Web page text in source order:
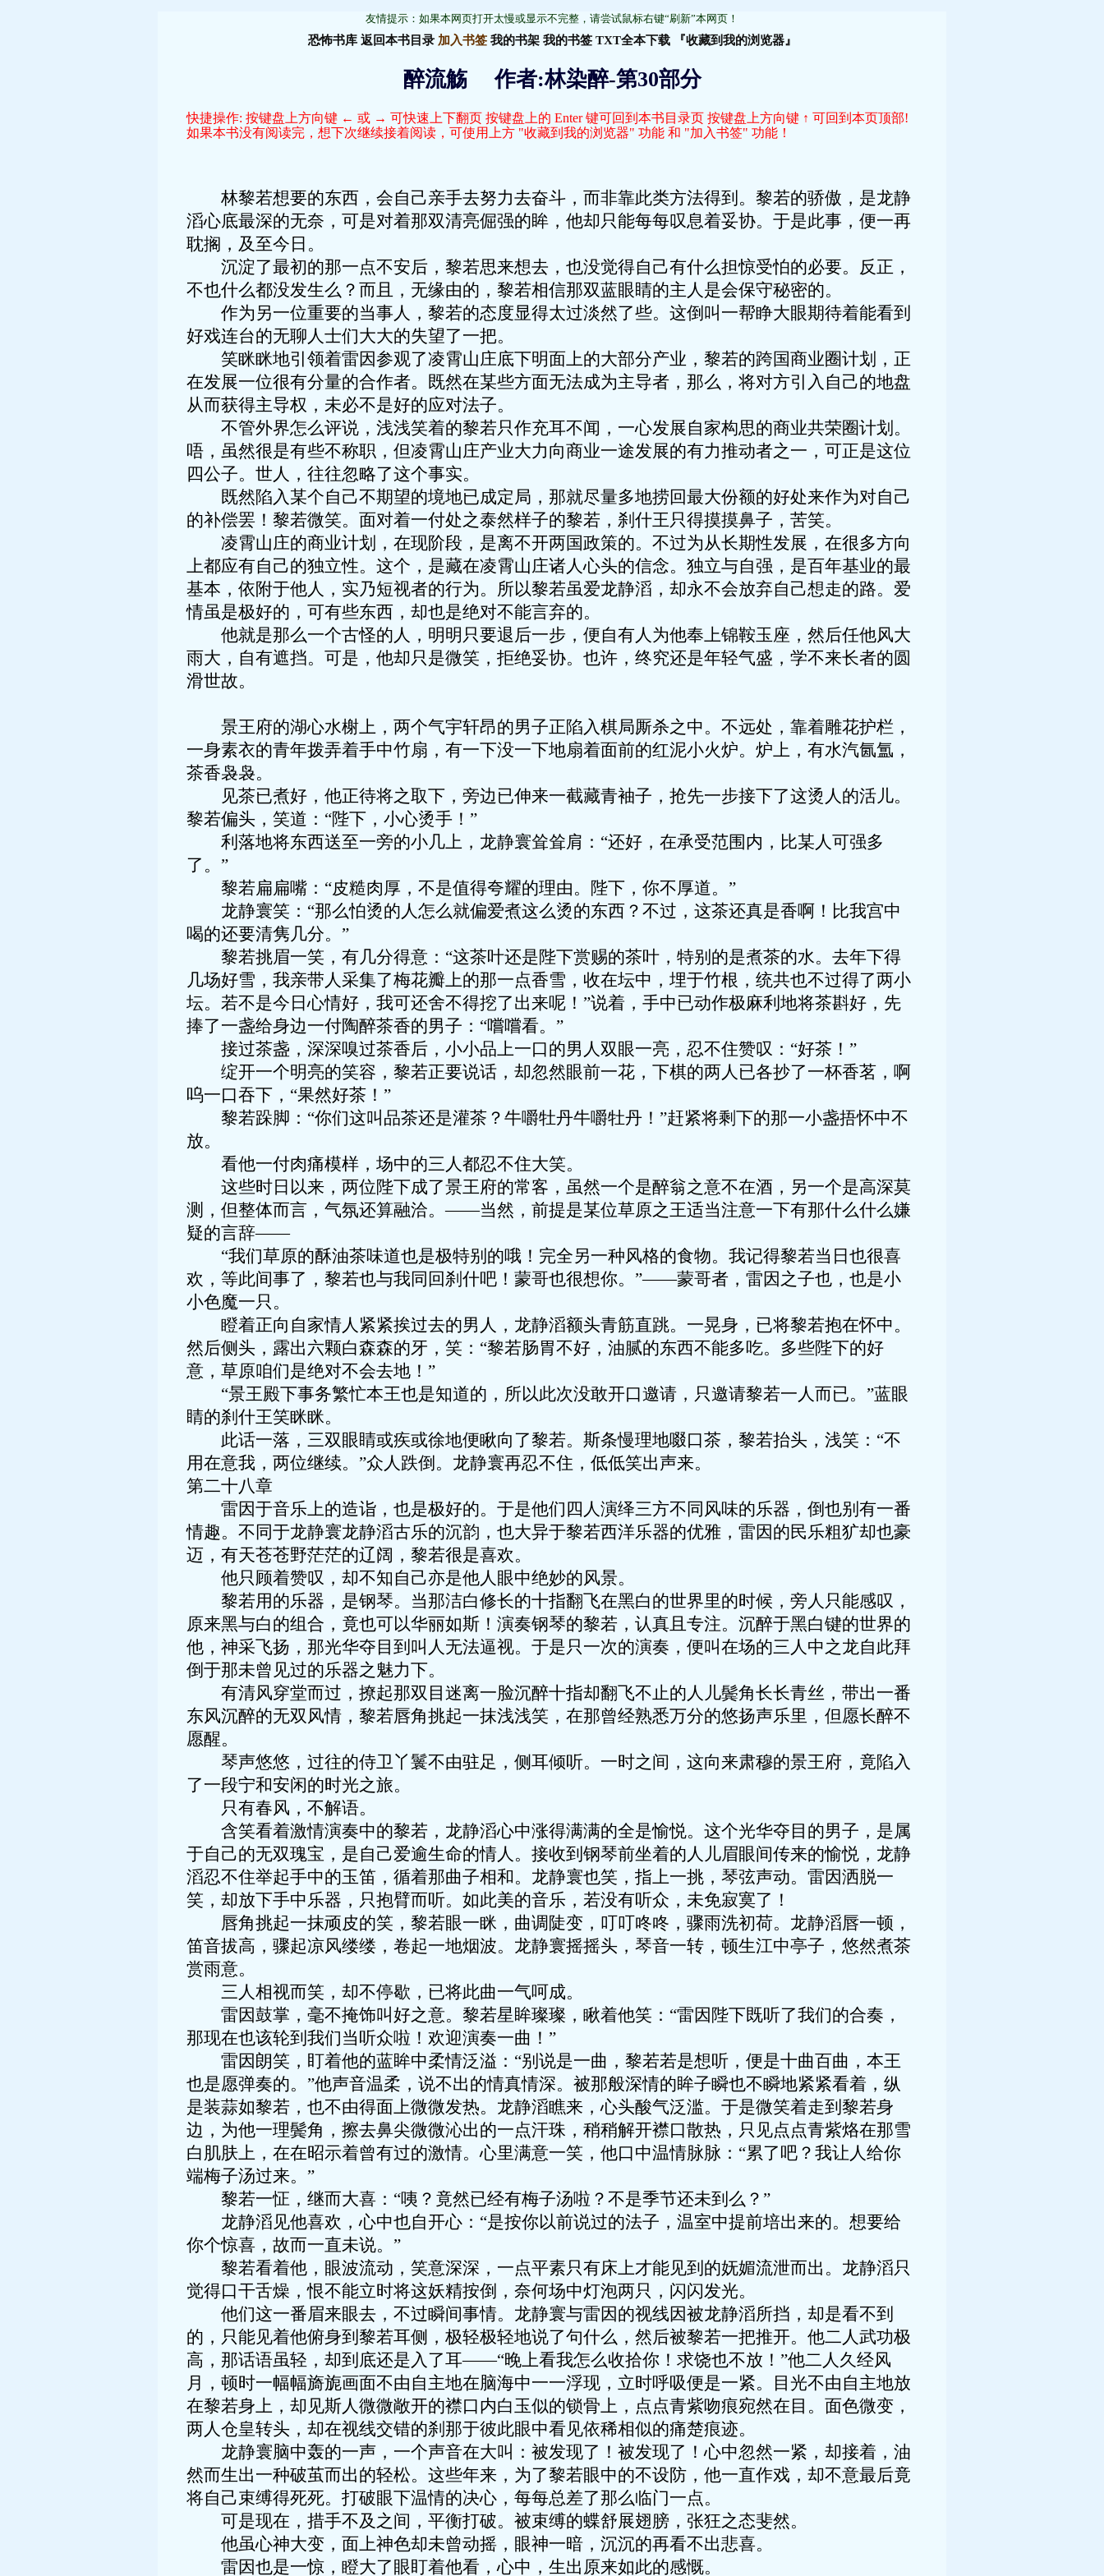
友情提示：如果本网页打开太慢或显示不完整，请尝试鼠标右键“刷新”本网页！
恐怖书库 返回本书目录 加入书签 我的书架 我的书签 TXT全本下载 『收藏到我的浏览器』
醉流觞 作者:林染醉-第30部分
快捷操作: 按键盘上方向键 ← 或 → 可快速上下翻页 按键盘上的 Enter 键可回到本书目录页 按键盘上方向键 ↑ 可回到本页顶部!
如果本书没有阅读完，想下次继续接着阅读，可使用上方 "收藏到我的浏览器" 功能 和 "加入书签" 功能！
林黎若想要的东西，会自己亲手去努力去奋斗，而非靠此类方法得到。黎若的骄傲，是龙静
滔心底最深的无奈，可是对着那双清亮倔强的眸，他却只能每每叹息着妥协。于是此事，便一再
耽搁，及至今日。
沉淀了最初的那一点不安后，黎若思来想去，也没觉得自己有什么担惊受怕的必要。反正，
不也什么都没发生么？而且，无缘由的，黎若相信那双蓝眼睛的主人是会保守秘密的。
作为另一位重要的当事人，黎若的态度显得太过淡然了些。这倒叫一帮睁大眼期待着能看到
好戏连台的无聊人士们大大的失望了一把。
笑眯眯地引领着雷因参观了凌霄山庄底下明面上的大部分产业，黎若的跨国商业圈计划，正
在发展一位很有分量的合作者。既然在某些方面无法成为主导者，那么，将对方引入自己的地盘
从而获得主导权，未必不是好的应对法子。
不管外界怎么评说，浅浅笑着的黎若只作充耳不闻，一心发展自家构思的商业共荣圈计划。
唔，虽然很是有些不称职，但凌霄山庄产业大力向商业一途发展的有力推动者之一，可正是这位
四公子。世人，往往忽略了这个事实。
既然陷入某个自己不期望的境地已成定局，那就尽量多地捞回最大份额的好处来作为对自己
的补偿罢！黎若微笑。面对着一付处之泰然样子的黎若，刹什王只得摸摸鼻子，苦笑。
凌霄山庄的商业计划，在现阶段，是离不开两国政策的。不过为从长期性发展，在很多方向
上都应有自己的独立性。这个，是藏在凌霄山庄诸人心头的信念。独立与自强，是百年基业的最
基本，依附于他人，实乃短视者的行为。所以黎若虽爱龙静滔，却永不会放弃自己想走的路。爱
情虽是极好的，可有些东西，却也是绝对不能言弃的。
他就是那么一个古怪的人，明明只要退后一步，便自有人为他奉上锦鞍玉座，然后任他风大
雨大，自有遮挡。可是，他却只是微笑，拒绝妥协。也许，终究还是年轻气盛，学不来长者的圆
滑世故。
景王府的湖心水榭上，两个气宇轩昂的男子正陷入棋局厮杀之中。不远处，靠着雕花护栏，
一身素衣的青年拨弄着手中竹扇，有一下没一下地扇着面前的红泥小火炉。炉上，有水汽氤氲，
茶香袅袅。
见茶已煮好，他正待将之取下，旁边已伸来一截藏青袖子，抢先一步接下了这烫人的活儿。
黎若偏头，笑道：“陛下，小心烫手！”
利落地将东西送至一旁的小几上，龙静寰耸耸肩：“还好，在承受范围内，比某人可强多
了。”
黎若扁扁嘴：“皮糙肉厚，不是值得夸耀的理由。陛下，你不厚道。”
龙静寰笑：“那么怕烫的人怎么就偏爱煮这么烫的东西？不过，这茶还真是香啊！比我宫中
喝的还要清隽几分。”
黎若挑眉一笑，有几分得意：“这茶叶还是陛下赏赐的茶叶，特别的是煮茶的水。去年下得
几场好雪，我亲带人采集了梅花瓣上的那一点香雪，收在坛中，埋于竹根，统共也不过得了两小
坛。若不是今日心情好，我可还舍不得挖了出来呢！”说着，手中已动作极麻利地将茶斟好，先
捧了一盏给身边一付陶醉茶香的男子：“嚐嚐看。”
接过茶盏，深深嗅过茶香后，小小品上一口的男人双眼一亮，忍不住赞叹：“好茶！”
绽开一个明亮的笑容，黎若正要说话，却忽然眼前一花，下棋的两人已各抄了一杯香茗，啊
呜一口吞下，“果然好茶！”
黎若跺脚：“你们这叫品茶还是灌茶？牛嚼牡丹牛嚼牡丹！”赶紧将剩下的那一小盏捂怀中不
放。
看他一付肉痛模样，场中的三人都忍不住大笑。
这些时日以来，两位陛下成了景王府的常客，虽然一个是醉翁之意不在酒，另一个是高深莫
测，但整体而言，气氛还算融洽。——当然，前提是某位草原之王适当注意一下有那什么什么嫌
疑的言辞——
“我们草原的酥油茶味道也是极特别的哦！完全另一种风格的食物。我记得黎若当日也很喜
欢，等此间事了，黎若也与我同回刹什吧！蒙哥也很想你。”——蒙哥者，雷因之子也，也是小
小色魔一只。
瞪着正向自家情人紧紧挨过去的男人，龙静滔额头青筋直跳。一晃身，已将黎若抱在怀中。
然后侧头，露出六颗白森森的牙，笑：“黎若肠胃不好，油腻的东西不能多吃。多些陛下的好
意，草原咱们是绝对不会去地！”
“景王殿下事务繁忙本王也是知道的，所以此次没敢开口邀请，只邀请黎若一人而已。”蓝眼
睛的刹什王笑眯眯。
此话一落，三双眼睛或疾或徐地便瞅向了黎若。斯条慢理地啜口茶，黎若抬头，浅笑：“不
用在意我，两位继续。”众人跌倒。龙静寰再忍不住，低低笑出声来。
第二十八章
雷因于音乐上的造诣，也是极好的。于是他们四人演绎三方不同风味的乐器，倒也别有一番
情趣。不同于龙静寰龙静滔古乐的沉韵，也大异于黎若西洋乐器的优雅，雷因的民乐粗犷却也豪
迈，有天苍苍野茫茫的辽阔，黎若很是喜欢。
他只顾着赞叹，却不知自己亦是他人眼中绝妙的风景。
黎若用的乐器，是钢琴。当那洁白修长的十指翻飞在黑白的世界里的时候，旁人只能感叹，
原来黑与白的组合，竟也可以华丽如斯！演奏钢琴的黎若，认真且专注。沉醉于黑白键的世界的
他，神采飞扬，那光华夺目到叫人无法逼视。于是只一次的演奏，便叫在场的三人中之龙自此拜
倒于那未曾见过的乐器之魅力下。
有清风穿堂而过，撩起那双目迷离一脸沉醉十指却翻飞不止的人儿鬓角长长青丝，带出一番
东风沉醉的无双风情，黎若唇角挑起一抹浅浅笑，在那曾经熟悉万分的悠扬声乐里，但愿长醉不
愿醒。
琴声悠悠，过往的侍卫丫鬟不由驻足，侧耳倾听。一时之间，这向来肃穆的景王府，竟陷入
了一段宁和安闲的时光之旅。
只有春风，不解语。
含笑看着激情演奏中的黎若，龙静滔心中涨得满满的全是愉悦。这个光华夺目的男子，是属
于自己的无双瑰宝，是自己爱逾生命的情人。接收到钢琴前坐着的人儿眉眼间传来的愉悦，龙静
滔忍不住举起手中的玉笛，循着那曲子相和。龙静寰也笑，指上一挑，琴弦声动。雷因洒脱一
笑，却放下手中乐器，只抱臂而听。如此美的音乐，若没有听众，未免寂寞了！
唇角挑起一抹顽皮的笑，黎若眼一眯，曲调陡变，叮叮咚咚，骤雨洗初荷。龙静滔唇一顿，
笛音拔高，骤起凉风缕缕，卷起一地烟波。龙静寰摇摇头，琴音一转，顿生江中亭子，悠然煮茶
赏雨意。
三人相视而笑，却不停歇，已将此曲一气呵成。
雷因鼓掌，毫不掩饰叫好之意。黎若星眸璨璨，瞅着他笑：“雷因陛下既听了我们的合奏，
那现在也该轮到我们当听众啦！欢迎演奏一曲！”
雷因朗笑，盯着他的蓝眸中柔情泛溢：“别说是一曲，黎若若是想听，便是十曲百曲，本王
也是愿弹奏的。”他声音温柔，说不出的情真情深。被那般深情的眸子瞬也不瞬地紧紧看着，纵
是装蒜如黎若，也不由得面上微微发热。龙静滔瞧来，心头酸气泛滥。于是微笑着走到黎若身
边，为他一理鬓角，擦去鼻尖微微沁出的一点汗珠，稍稍解开襟口散热，只见点点青紫烙在那雪
白肌肤上，在在昭示着曾有过的激情。心里满意一笑，他口中温情脉脉：“累了吧？我让人给你
端梅子汤过来。”
黎若一怔，继而大喜：“咦？竟然已经有梅子汤啦？不是季节还未到么？”
龙静滔见他喜欢，心中也自开心：“是按你以前说过的法子，温室中提前培出来的。想要给
你个惊喜，故而一直未说。”
黎若看着他，眼波流动，笑意深深，一点平素只有床上才能见到的妩媚流泄而出。龙静滔只
觉得口干舌燥，恨不能立时将这妖精按倒，奈何场中灯泡两只，闪闪发光。
他们这一番眉来眼去，不过瞬间事情。龙静寰与雷因的视线因被龙静滔所挡，却是看不到
的，只能见着他俯身到黎若耳侧，极轻极轻地说了句什么，然后被黎若一把推开。他二人武功极
高，那话语虽轻，却到底还是入了耳——“晚上看我怎么收拾你！求饶也不放！”他二人久经风
月，顿时一幅幅旖旎画面不由自主地在脑海中一一浮现，立时呼吸便是一紧。目光不由自主地放
在黎若身上，却见斯人微微敞开的襟口内白玉似的锁骨上，点点青紫吻痕宛然在目。面色微变，
两人仓皇转头，却在视线交错的刹那于彼此眼中看见依稀相似的痛楚痕迹。
龙静寰脑中轰的一声，一个声音在大叫：被发现了！被发现了！心中忽然一紧，却接着，油
然而生出一种破茧而出的轻松。这些年来，为了黎若眼中的不设防，他一直作戏，却不意最后竟
将自己束缚得死死。打破眼下温情的决心，每每总差了那么临门一点。
可是现在，措手不及之间，平衡打破。被束缚的蝶舒展翅膀，张狂之态斐然。
他虽心神大变，面上神色却未曾动摇，眼神一暗，沉沉的再看不出悲喜。
雷因也是一惊，瞪大了眼盯着他看，心中，生出原来如此的感慨。